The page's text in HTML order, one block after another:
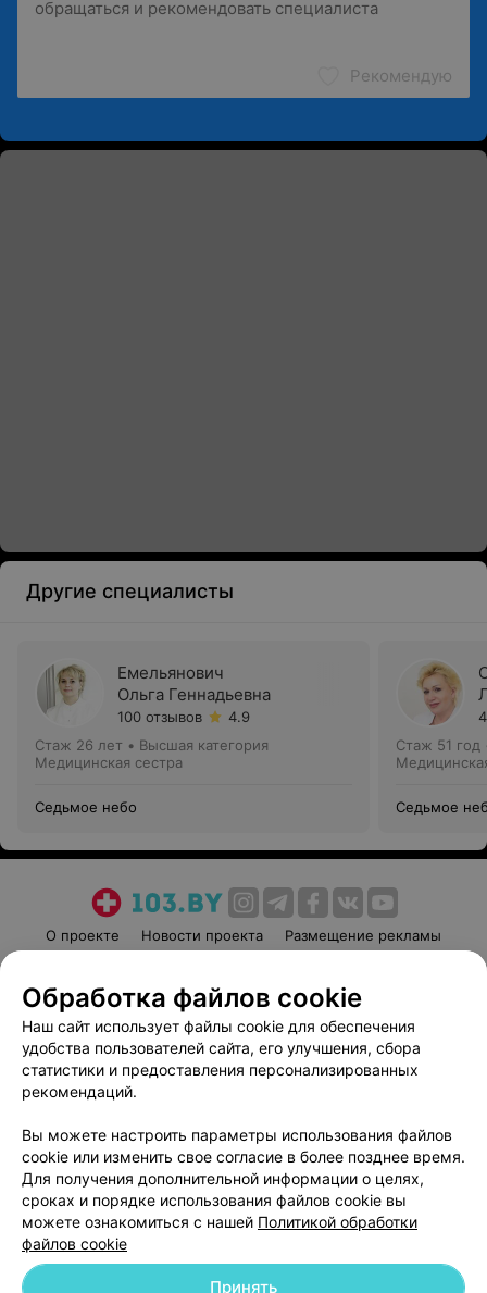
Рекомендую
Другие специалисты
Емельянович
Ольга Геннадьевна
100 отзывов
4.9
Стаж 26 лет • Высшая категория
Медицинская сестра
Седьмое небо
Стаж 51 год
Седьмое
О проекте Новости проекта
Размещение рекламы
Пользовательское соглашение
Способы оплаты
Вакансии
Партнеры
Написать руководителю 103.by
Обработка персональных данных
Обработка файлов cookie
Наш сайт использует файлы cookie для обеспечения
удобства пользователей сайта, его улучшения, сбора
статистики и предоставления персонализированных
рекомендаций.
Вы можете настроить параметры использования файлов
cookie или изменить свое согласие в более позднее время.
Для получения дополнительной информации о целях,
сроках и порядке использования файлов cookie вы
можете ознакомиться с нашей Политикой обработки
файлов cookie
Принять